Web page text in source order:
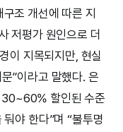
조 개선에 따른 지
저평가 원인으로 더
이 지목되지만, 현실
”이라고 말했다. 은
30~60% 할인된 수준
야 한다”며 “불투명